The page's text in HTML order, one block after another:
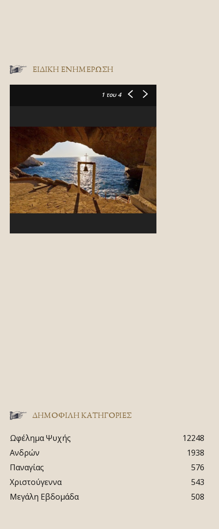
ΕΙΔΙΚΉ ΕΝΗΜΈΡΩΣΗ
1 του 4
ΔΗΜΟΦΙΛΗ ΚΑΤΗΓΟΡΙΕΣ
Ωφέλημα Ψυχής
12248
Ανδρών
1938
Παναγίας
576
Χριστούγεννα
543
Μεγάλη Εβδομάδα
508